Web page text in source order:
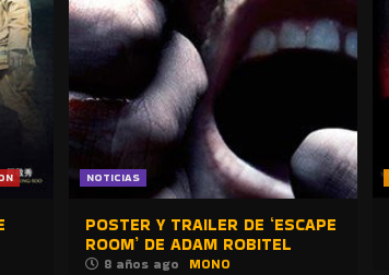
NOTICIAS
POSTER Y TRAILER DE ‘ESCAPE
ROOM’ DE ADAM ROBITEL
8 años ago MONO